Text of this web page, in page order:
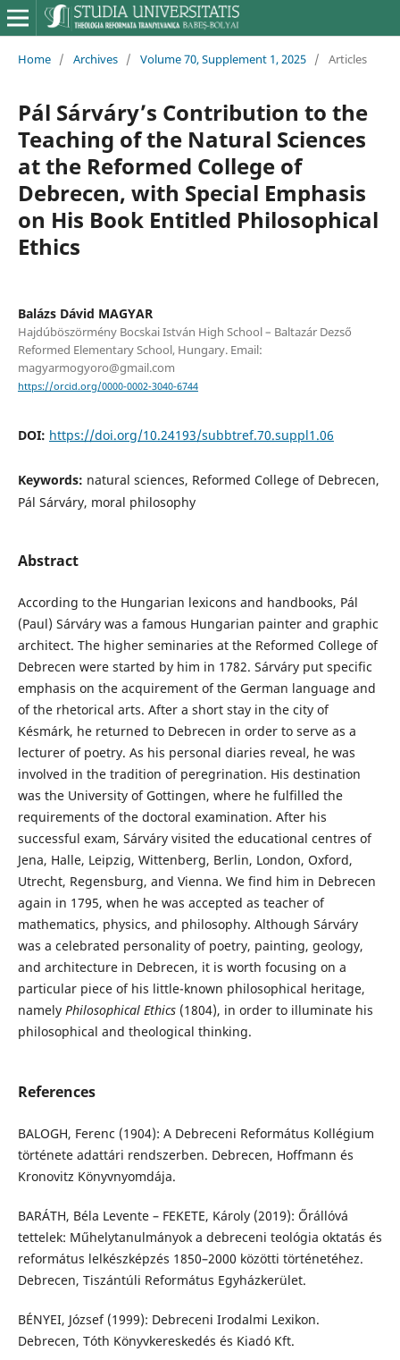
Home / Archives / Volume 70, Supplement 1, 2025 / Articles
Pál Sárváry’s Contribution to the
Teaching of the Natural Sciences
at the Reformed College of
Debrecen, with Special Emphasis
on His Book Entitled Philosophical
Ethics
Balázs Dávid MAGYAR
Hajdúböszörmény Bocskai István High School – Baltazár Dezső
Reformed Elementary School, Hungary. Email:
magyarmogyoro@gmail.com
https://orcid.org/0000-0002-3040-6744
DOI: https://doi.org/10.24193/subbtref.70.suppl1.06
Keywords: natural sciences, Reformed College of Debrecen,
Pál Sárváry, moral philosophy
Abstract
According to the Hungarian lexicons and handbooks, Pál
(Paul) Sárváry was a famous Hungarian painter and graphic
architect. The higher seminaries at the Reformed College of
Debrecen were started by him in 1782. Sárváry put specific
emphasis on the acquirement of the German language and
of the rhetorical arts. After a short stay in the city of
Késmárk, he returned to Debrecen in order to serve as a
lecturer of poetry. As his personal diaries reveal, he was
involved in the tradition of peregrination. His destination
was the University of Gottingen, where he fulfilled the
requirements of the doctoral examination. After his
successful exam, Sárváry visited the educational centres of
Jena, Halle, Leipzig, Wittenberg, Berlin, London, Oxford,
Utrecht, Regensburg, and Vienna. We find him in Debrecen
again in 1795, when he was accepted as teacher of
mathematics, physics, and philosophy. Although Sárváry
was a celebrated personality of poetry, painting, geology,
and architecture in Debrecen, it is worth focusing on a
particular piece of his little-known philosophical heritage,
namely Philosophical Ethics(1804), in order to illuminate his
philosophical and theological thinking.
References
BALOGH, Ferenc (1904): A Debreceni Református Kollégium
története adattári rendszerben. Debrecen, Hoffmann és
Kronovitz Könyvnyomdája.
BARÁTH, Béla Levente – FEKETE, Károly (2019): Őrállóvá
tettelek: Műhelytanulmányok a debreceni teológia oktatás és
református lelkészképzés 1850–2000 közötti történetéhez.
Debrecen, Tiszántúli Református Egyházkerület.
BÉNYEI, József (1999): Debreceni Irodalmi Lexikon.
Debrecen, Tóth Könyvkereskedés és Kiadó Kft.